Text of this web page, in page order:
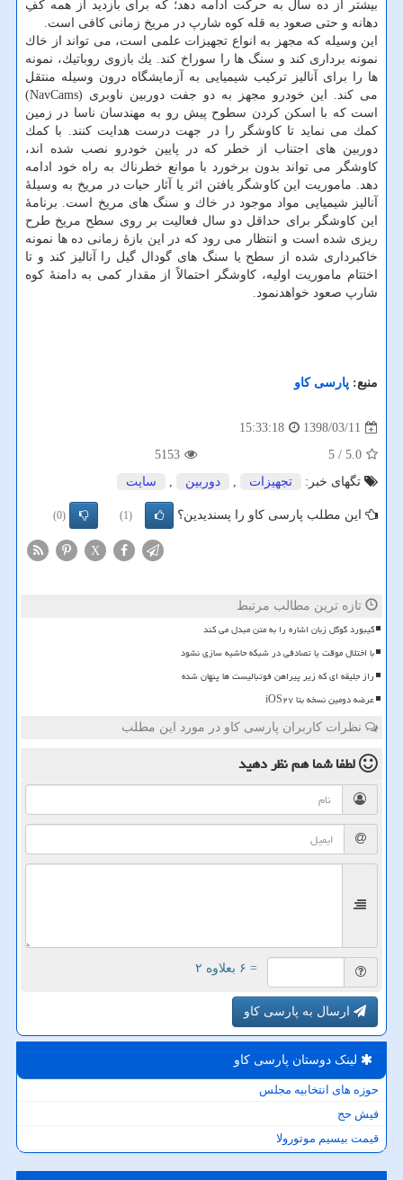
بیشتر از ده سال به حركت ادامه دهد؛ كه برای بازدید از همه كفِ
دهانه و حتی صعود به قله كوه شارپ در مریخ زمانی كافی است.
این وسیله كه مجهز به انواع تجهیزات علمی است، می تواند از خاك
نمونه برداری كند و سنگ ها را سوراخ كند. یك بازوی روباتیك، نمونه
ها را برای آنالیز تركیب شیمیایی به آزمایشگاه درون وسیله منتقل
می كند. این خودرو مجهز به دو جفت دوربین ناوبری (NavCams)
است كه با اسكن كردن سطوح پیش رو به مهندسان ناسا در زمین
كمك می نماید تا كاوشگر را در جهت درست هدایت كنند. با كمك
دوربین های اجتناب از خطر كه در پایین خودرو نصب شده اند،
كاوشگر می تواند بدون برخورد با موانع خطرناك به راه خود ادامه
دهد. ماموریت این كاوشگر یافتن اثر یا آثار حیات در مریخ به وسیلهٔ
آنالیز شیمیایی مواد موجود در خاك و سنگ های مریخ است. برنامهٔ
این كاوشگر برای حداقل دو سال فعالیت بر روی سطح مریخ طرح
ریزی شده است و انتظار می رود كه در این بازهٔ زمانی ده ها نمونه
خاكبرداری شده از سطح یا سنگ های گودال گیل را آنالیز كند و تا
اختتام ماموریت اولیه، كاوشگر احتمالاً از مقدار كمی به دامنهٔ كوه
شارپ صعود خواهدنمود.
منبع: پارسی كاو
1398/03/11
15:33:18
5.0
/ 5
5153
تگهای خبر:
تجهیزات , دوربین , سایت
این مطلب پارسی کاو را پسندیدین؟ (1)
(0)
X
تازه ترین مطالب مرتبط
کیبورد گوگل زبان اشاره را به متن مبدل می کند
با اختلال موقت یا تصادفی در شبکه حاشیه سازی نشود
راز جلیقه ای که زیر پیراهن فوتبالیست ها پنهان شده
عرضه دومین نسخه بتا iOS۲۷
نظرات کاربران پارسی کاو در مورد این مطلب
لطفا شما همنظر دهید
= ۶ بعلاوه ۲
ارسال به پارسی کاو
لینک دوستان پارسی كاو
حوزه های انتخابیه مجلس
فیش حج
قیمت بیسیم موتورولا